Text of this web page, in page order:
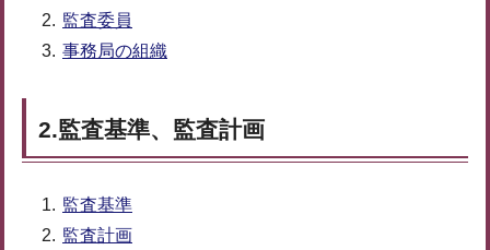
監査委員
事務局の組織
2.監査基準、監査計画
監査基準
監査計画